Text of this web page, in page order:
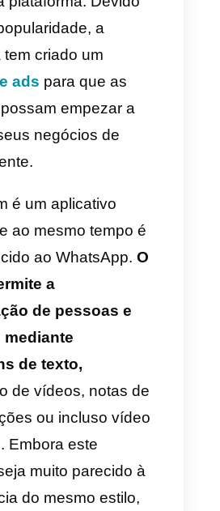
grupos os clientes e
potenciais podem
as mensagens, Isso
que vão poder
com você e gerar
poder se posicionar no
de forma efetiva e
bastante parecido ao
convencional de
ou e-mail. Mas o
é que as mensagens
a todas as